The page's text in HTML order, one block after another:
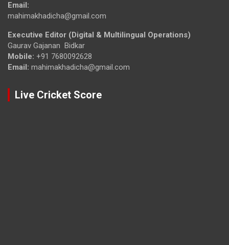
Email:
mahimakhadicha@gmail.com
Executive Editor (Digital & Multilingual Operations)
Gaurav Gajanan Bidkar
Mobile: +91 7680092628
Email: mahimakhadicha@gmail.com
Live Cricket Score